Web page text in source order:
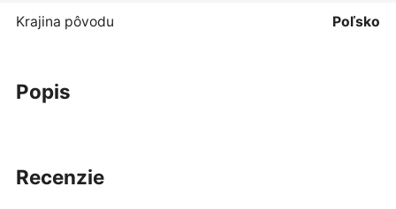
popis
Krajina pôvodu Poľsko
recenzie